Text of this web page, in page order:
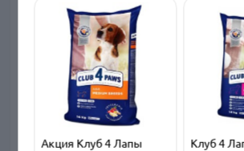
Животное
Ингредиенты
Класс корма
Акция Клуб 4 Лапы
Клуб 4